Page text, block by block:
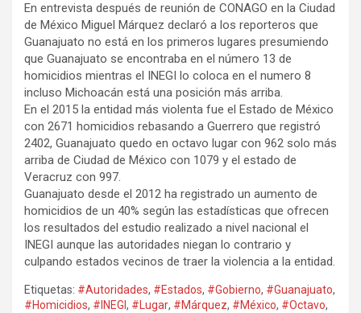
En entrevista después de reunión de CONAGO en la Ciudad
de México Miguel Márquez declaró a los reporteros que
Guanajuato no está en los primeros lugares presumiendo
que Guanajuato se encontraba en el número 13 de
homicidios mientras el INEGI lo coloca en el numero 8
incluso Michoacán está una posición más arriba.
En el 2015 la entidad más violenta fue el Estado de México
con 2671 homicidios rebasando a Guerrero que registró
2402, Guanajuato quedo en octavo lugar con 962 solo más
arriba de Ciudad de México con 1079 y el estado de
Veracruz con 997.
Guanajuato desde el 2012 ha registrado un aumento de
homicidios de un 40% según las estadísticas que ofrecen
los resultados del estudio realizado a nivel nacional el
INEGI aunque las autoridades niegan lo contrario y
culpando estados vecinos de traer la violencia a la entidad.
Etiquetas: #Autoridades, #Estados, #Gobierno, #Guanajuato,
#Homicidios, #INEGI , #Lugar, #Márquez, #México, #Octavo,